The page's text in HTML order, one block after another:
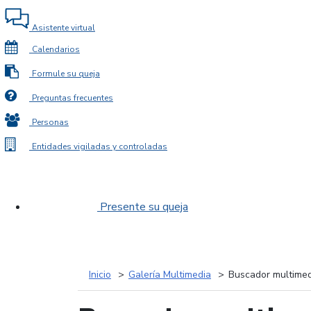
Asistente virtual
Calendarios
Formule su queja
Preguntas frecuentes
Personas
Entidades vigiladas y controladas
Presente su queja
Inicio Galería Multimedia Buscador